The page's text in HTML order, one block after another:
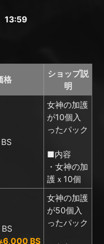
13:59
格
ショップ説
明
女神の加護
が10個入
ったパック
■内容
・女神の加
護ｘ10個
6,000 BS
女神の加護
が50個入
ったパック